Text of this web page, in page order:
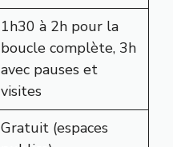
1h30 à 2h pour la
boucle complète, 3h
avec pauses et
visites
Gratuit (espaces